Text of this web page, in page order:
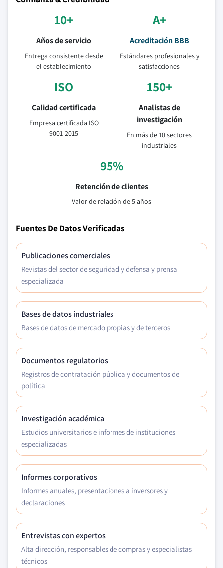
10+
Años de servicio
Entrega consistente desde
el establecimiento
A+
Acreditación BBB
Estándares profesionales y
satisfacciones
ISO
Calidad certificada
Empresa certificada ISO
9001-2015
150+
Analistas de
investigación
En más de 10 sectores
industriales
95%
Retención de clientes
Valor de relación de 5 años
Fuentes De Datos Verificadas
Publicaciones comerciales
Revistas del sector de seguridad y defensa y prensa
especializada
Bases de datos industriales
Bases de datos de mercado propias y de terceros
Documentos regulatorios
Registros de contratación pública y documentos de
política
Investigación académica
Estudios universitarios e informes de instituciones
especializadas
Informes corporativos
Informes anuales, presentaciones a inversores y
declaraciones
Entrevistas con expertos
Alta dirección, responsables de compras y especialistas
técnicos